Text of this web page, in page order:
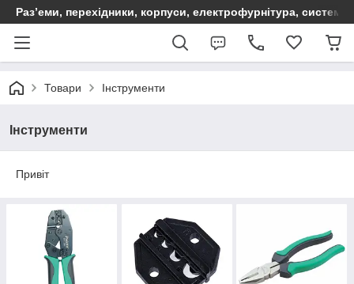
Раз’еми, перехідники, корпуси, електрофурнітура,
Товари Інструменти
Інструменти
Привіт